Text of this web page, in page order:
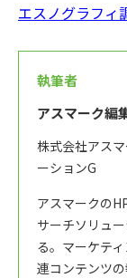
エスノグラフィ
執筆者
アスマーク編
株式会社アス
ーションG
アスマークの
サーチソリュ
る。マーケテ
連コンテンツの